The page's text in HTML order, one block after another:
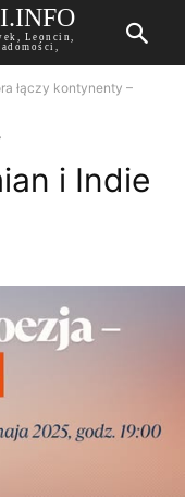
Leoncin,
łączy kontynenty –
i Indie